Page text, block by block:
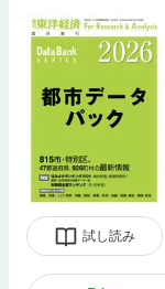
試し読み